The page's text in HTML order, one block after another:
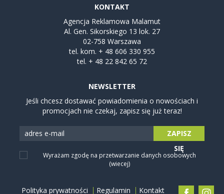
KONTAKT
Agencja Reklamowa Malamut
Al. Gen. Sikorskiego 13 lok. 27
02-758 Warszawa
tel. kom. + 48 606 330 955
tel. + 48 22 842 65 72
NEWSLETTER
Jeśli chcesz dostawać powiadomienia o nowościach i
promocjach nie czekaj, zapisz się już teraz!
Wyrażam zgodę na przetwarzanie danych osobowych
(wiecej)
ZAPISZ
SIĘ
Polityka prywatności Regulamin Kontakt